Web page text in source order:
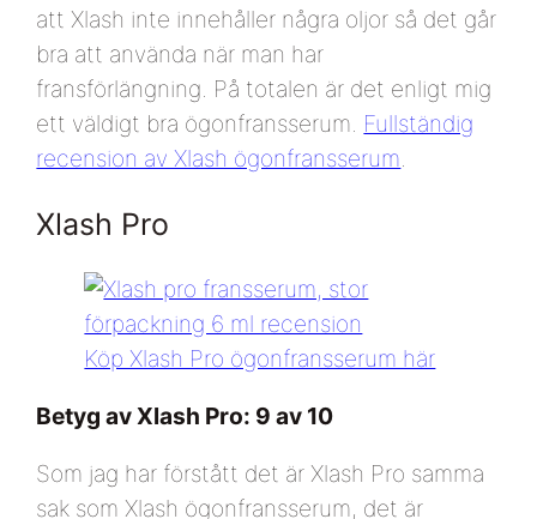
att Xlash inte innehåller några oljor så det går
bra att använda när man har
fransförlängning. På totalen är det enligt mig
ett väldigt bra ögonfransserum. Fullständig
recension av Xlash ögonfransserum
Xlash Pro
Köp Xlash Pro ögonfransserum här
Betyg av Xlash Pro: 9 av 10
Som jag har förstått det är Xlash Pro samma
sak som Xlash ögonfransserum, det är